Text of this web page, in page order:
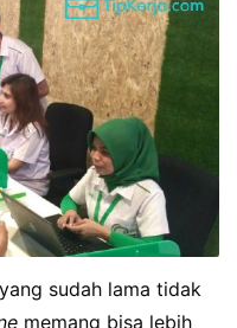
sudah lama tidak
memang bisa lebih